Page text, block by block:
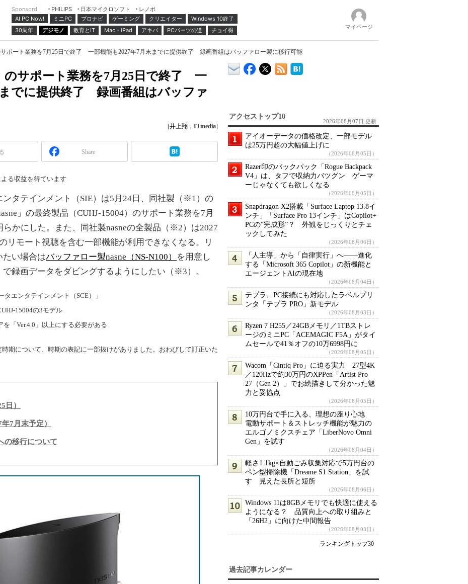
Sponsord｜ PHILIPS 日本マイクロソフト
レノボ
AI PC Now!
ミニPC プロナビ ゲーミング クリエイター
Windows 10終了
30周年
デジモノ 教育とIT Mac・iPad アキバ PCパーツの道 チョイ得 マイページ
サポート業務を7月25日で終了 一部機能も2027年7月末までに提供終了 録画番組はバッファロー製に移行可能
のサポート業務を7月25日で終了 一
でに提供終了 録画番組はバッファ
[井上翔 ， ITmedia]
Share
る収益を得ています
タテインメント（SIE）は5月24日、同社製（※1）の
」の最終製品（CUHJ-15004）のサポート業務を7月
かにした。また、同社製nasneの全製品（※2）は2027
リモート視聴を含む一部機能が利用できなくなる。リ
たい場合はバッファロー製nasne（NS-N100）
を用意し
録画データをダビングするようにしたい（※3）。
エンタテインメント（SCE）」
15004の3モデル
「Ver.4.0」以上にする必要がある
時期について、時期の表記に一部抜けがありました。おわびして訂正いた
日）
7月末予定）
の移行について
アクセストップ10
2026年08月07日 更新
アイオーデータの価格改定、一部モデル
は25万円超の大幅値上げに
（2026年08月05日）
Razer印のバックパック「Rogue Backpack
V4」は、タフで収納力バツグン ゲーマ
ーじゃなくても欲しくなる
（2026年08月05日）
Snapdragon X2搭載「Surface Laptop 13.8イ
ンチ」「Surface Pro 13インチ」はCopilot+
PCの“完成形”？ 外観をじっくりとチェ
ックしてみた
（2026年08月06日）
「人主導」から「自律実行」へ――進化
する「Microsoft 365 Copilot」の新機能と
エージェントAIの現在地
（2026年08月04日）
テプラ、PC接続にも対応したラベルプリ
ンタ「テプラ PRO」新モデル
（2026年08月03日）
Ryzen 7 H255／24GBメモリ／1TBストレ
ージのミニPC「ACEMAGIC F5A」がタイ
ムセールで41％オフの10万6998円に
（2026年08月05日）
Wacom「Cintiq Pro」に迫る実力 27型4K
／120Hzで約30万円のXPPen「Artist Pro
27（Gen 2）」でお絵描きして分かった魅
力と妥協点
（2026年08月05日）
10万円台で手に入る、理想の座り心地
電動サポート＆ストレッチ機能が魅力の
エルゴノミクスチェア「LiberNovo Omni
Gen」を試す
（2026年08月04日）
軽さ1.1kg×自動ごみ収集対応で5万円台の
ペン型掃除機「Dreame S1 Station」を試
す 見えた長所と短所
（2026年08月06日）
Windows 11は8GBメモリでも快適に使える
ようになる？ 品質向上への取り組みと
「26H2」に向けた中間報告
（2026年08月03日）
ランキングトップ30
過去記事カレンダー